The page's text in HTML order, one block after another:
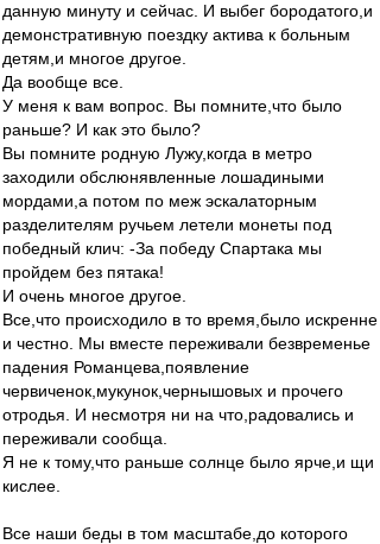
данную минуту и сейчас. И выбег бородатого,и
демонстративную поездку актива к больным
детям,и многое другое.
Да вообще все.
У меня к вам вопрос. Вы помните,что было
раньше? И как это было?
Вы помните родную Лужу,когда в метро
заходили обслюнявленные лошадиными
мордами,а потом по меж эскалаторным
разделителям ручьем летели монеты под
победный клич: -За победу Спартака мы
пройдем без пятака!
И очень многое другое.
Все,что происходило в то время,было искренне
и честно. Мы вместе переживали безвременье
падения Романцева,появление
червиченок,мукунок,чернышовых и прочего
отродья. И несмотря ни на что,радовались и
переживали сообща.
Я не к тому,что раньше солнце было ярче,и щи
кислее.
Все наши беды в том масштабе,до которого